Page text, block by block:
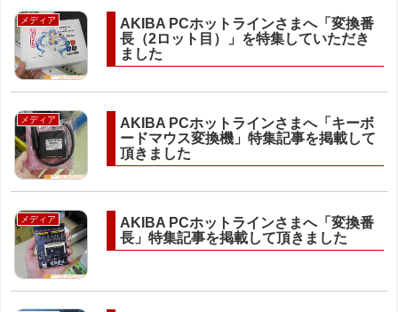
メディア
AKIBA PCホットラインさまへ「変換番
長（2ロット目）」を特集していただき
ました
メディア
AKIBA PCホットラインさまへ「キーボ
ードマウス変換機」特集記事を掲載して
頂きました
メディア
AKIBA PCホットラインさまへ「変換番
長」特集記事を掲載して頂きました